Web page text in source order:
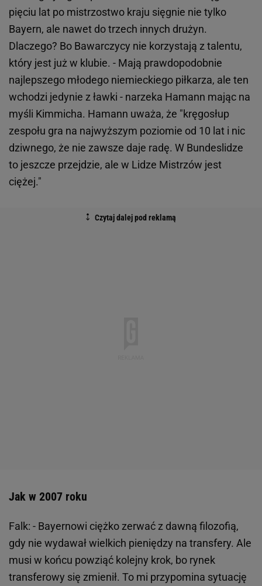
pięciu lat po mistrzostwo kraju sięgnie nie tylko
Bayern, ale nawet do trzech innych drużyn.
Dlaczego? Bo Bawarczycy nie korzystają z talentu,
który jest już w klubie. - Mają prawdopodobnie
najlepszego młodego niemieckiego piłkarza, ale ten
wchodzi jedynie z ławki - narzeka Hamann mając na
myśli Kimmicha. Hamann uważa, że "kręgosłup
zespołu gra na najwyższym poziomie od 10 lat i nic
dziwnego, że nie zawsze daje radę. W Bundeslidze
to jeszcze przejdzie, ale w Lidze Mistrzów jest
ciężej."
Jak w 2007 roku
Falk: - Bayernowi ciężko zerwać z dawną filozofią,
gdy nie wydawał wielkich pieniędzy na transfery. Ale
musi w końcu powziąć kolejny krok, bo rynek
transferowy się zmienił. To mi przypomina sytuację